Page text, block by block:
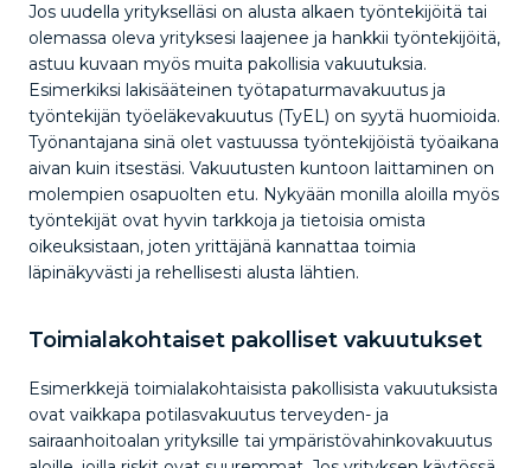
Jos uudella yritykselläsi on alusta alkaen työntekijöitä tai
olemassa oleva yrityksesi laajenee ja hankkii työntekijöitä,
astuu kuvaan myös muita pakollisia vakuutuksia.
Esimerkiksi lakisääteinen työtapaturmavakuutus ja
työntekijän työeläkevakuutus (TyEL) on syytä huomioida.
Työnantajana sinä olet vastuussa työntekijöistä työaikana
aivan kuin itsestäsi. Vakuutusten kuntoon laittaminen on
molempien osapuolten etu. Nykyään monilla aloilla myös
työntekijät ovat hyvin tarkkoja ja tietoisia omista
oikeuksistaan, joten yrittäjänä kannattaa toimia
läpinäkyvästi ja rehellisesti alusta lähtien.
Toimialakohtaiset pakolliset vakuutukset
Esimerkkejä toimialakohtaisista pakollisista vakuutuksista
ovat vaikkapa potilasvakuutus terveyden- ja
sairaanhoitoalan yrityksille tai ympäristövahinkovakuutus